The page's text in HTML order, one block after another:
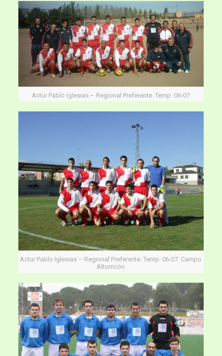
Actur Pablo Iglesias – Regional Preferente. Temp: 06-07
Actur Pablo Iglesias – Regional Preferente. Temp: 06-07. Campo
Altorricón